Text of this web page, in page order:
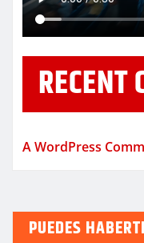
RECENT
A WordPress
PUEDES